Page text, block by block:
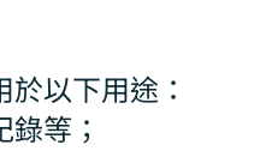
以下用途：
等；